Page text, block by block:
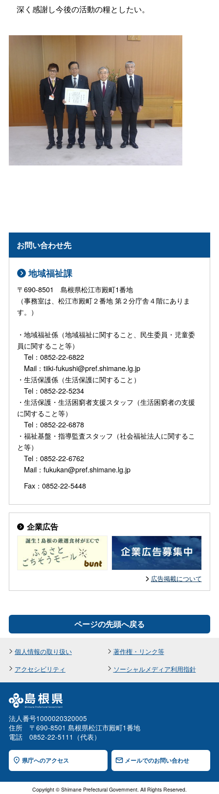
深く感謝し今後の活動の糧としたい。
お問い合わせ先
地域福祉課
〒690-8501 島根県松江市殿町1番地
（事務室は、松江市殿町２番地 第２分庁舎４階にありま
す。）
・地域福祉係（地域福祉に関すること、民生委員・児童委
員に関すること等）
Tel：0852-22-6822
Mail：tiiki-fukushi@pref.shimane.lg.jp
・生活保護係（生活保護に関すること）
Tel：0852-22-5234
・生活保護・生活困窮者支援スタッフ（生活困窮者の支援
に関すること等）
Tel：0852-22-6878
・福祉基盤・指導監査スタッフ（社会福祉法人に関するこ
と等）
Tel：0852-22-6762
Mail：fukukan@pref.shimane.lg.jp
Fax：0852-22-5448
企業広告
広告掲載について
ページの先頭へ戻る
個人情報の取り扱い
著作権・リンク等
アクセシビリティ
ソーシャルメディア利用指針
法人番号1000020320005
住所 〒690-8501 島根県松江市殿町1番地
電話 0852-22-5111（代表）
県庁へのアクセス メールでのお問い合わせ
Copyright © Shimane Prefectural Government. All Rights Reserved.